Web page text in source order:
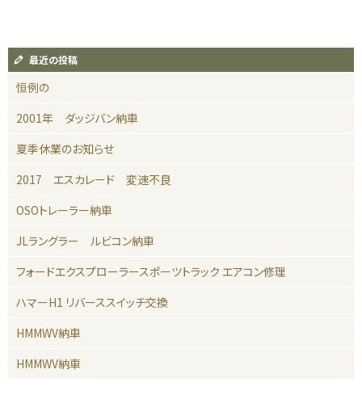
最近の投稿
恒例の
2001年 ダッジバン納車
夏季休業のお知らせ
2017 エスカレード 変速不良
OSOトレーラー納車
JLラングラー ルビコン納車
フォードエクスプローラースポーツトラック エアコン修理
ハマーH1 リバーススイッチ交換
HMMWV納車
HMMWV納車